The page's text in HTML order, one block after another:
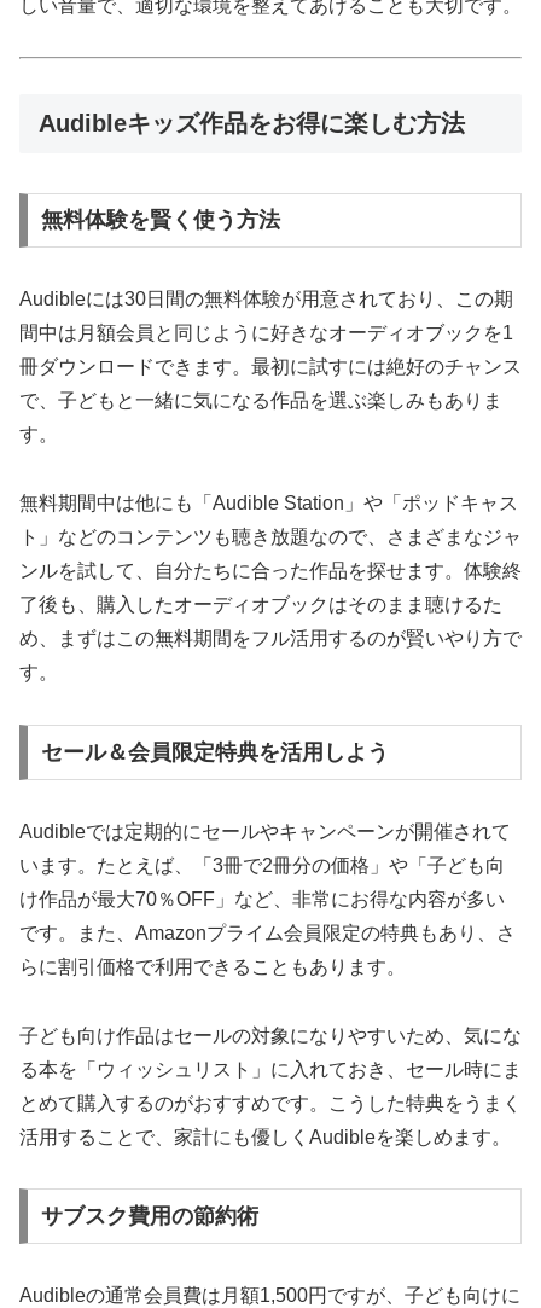
しい音量で、適切な環境を整えてあげることも大切です。
Audibleキッズ作品をお得に楽しむ方法
無料体験を賢く使う方法
Audibleには30日間の無料体験が用意されており、この期
間中は月額会員と同じように好きなオーディオブックを1
冊ダウンロードできます。最初に試すには絶好のチャンス
で、子どもと一緒に気になる作品を選ぶ楽しみもありま
す。
無料期間中は他にも「Audible Station」や「ポッドキャス
ト」などのコンテンツも聴き放題なので、さまざまなジャ
ンルを試して、自分たちに合った作品を探せます。体験終
了後も、購入したオーディオブックはそのまま聴けるた
め、まずはこの無料期間をフル活用するのが賢いやり方で
す。
セール＆会員限定特典を活用しよう
Audibleでは定期的にセールやキャンペーンが開催されて
います。たとえば、「3冊で2冊分の価格」や「子ども向
け作品が最大70％OFF」など、非常にお得な内容が多い
です。また、Amazonプライム会員限定の特典もあり、さ
らに割引価格で利用できることもあります。
子ども向け作品はセールの対象になりやすいため、気にな
る本を「ウィッシュリスト」に入れておき、セール時にま
とめて購入するのがおすすめです。こうした特典をうまく
活用することで、家計にも優しくAudibleを楽しめます。
サブスク費用の節約術
Audibleの通常会員費は月額1,500円ですが、子ども向けに